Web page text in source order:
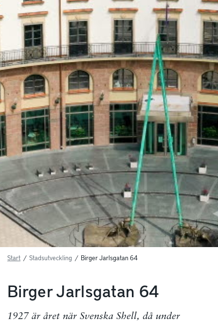
Start / Stadsutveckling / Birger Jarlsgatan 64
Birger Jarlsgatan 64
1927 är året när Svenska Shell, då under